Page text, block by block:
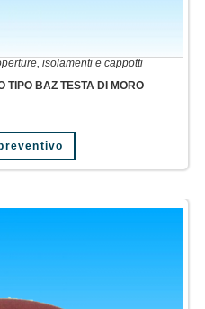
isolamenti e cappotti
TIPO BAZ TESTA DI MORO